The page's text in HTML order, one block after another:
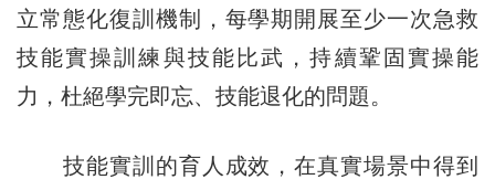
立常態化復訓機制，每學期開展至少一次急救
技能實操訓練與技能比武，持續鞏固實操能
力，杜絕學完即忘、技能退化的問題。
技能實訓的育人成效，在真實場景中得到